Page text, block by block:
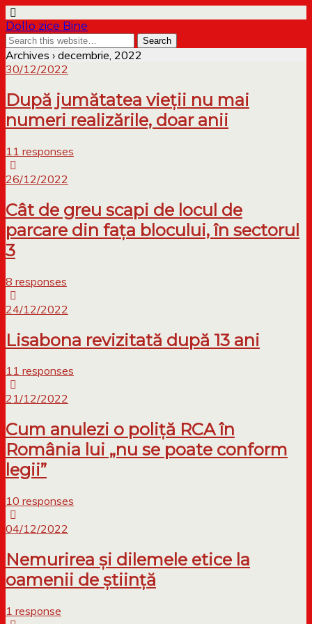
Dollo zice Bine
Archives › decembrie, 2022
30/12/2022
După jumătatea vieții nu mai
numeri realizările, doar anii
11 responses
26/12/2022
Cât de greu scapi de locul de
parcare din fața blocului, în sectorul
3
8 responses
24/12/2022
Lisabona revizitată după 13 ani
11 responses
21/12/2022
Cum anulezi o poliță RCA în
România lui „nu se poate conform
legii”
10 responses
04/12/2022
Nemurirea și dilemele etice la
oamenii de știință
1 response